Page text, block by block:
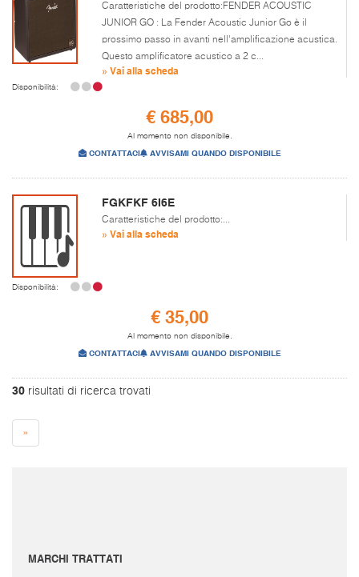
Caratteristiche del prodotto:FENDER ACOUSTIC
JUNIOR GO : La Fender Acoustic Junior Go è il
prossimo passo in avanti nell'amplificazione acustica.
Questo amplificatore acustico a 2 c...
» Vai alla scheda
Disponibilità:
€ 685,00
Al momento non disponibile.
CONTATTACI AVVISAMI QUANDO DISPONIBILE
FGKFKF 6I6E
Caratteristiche del prodotto:...
» Vai alla scheda
Disponibilità:
€ 35,00
Al momento non disponibile.
CONTATTACI AVVISAMI QUANDO DISPONIBILE
30 risultati di ricerca trovati
»
MARCHI TRATTATI